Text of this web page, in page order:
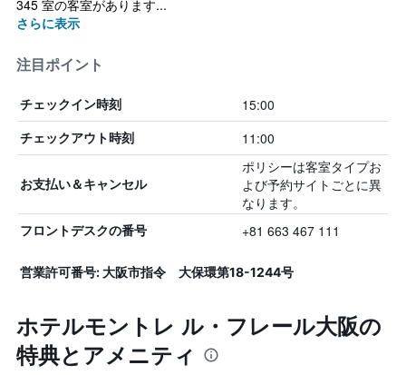
345 室の客室があります...
さらに表示
注目ポイント
チェックイン時刻 15:00
チェックアウト時刻 11:00
お支払い＆キャンセル
ポリシーは客室タイプお
よび予約サイトごとに異
なります。
フロントデスクの番号 +81 663 467 111
営業許可番号: 大阪市指令 大保環第18-1244号
ホテルモントレ ル・フレール大阪の
特典とアメニティ